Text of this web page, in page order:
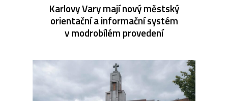
Karlovy Vary mají nový městský
orientační a informační systém
v modrobílém provedení